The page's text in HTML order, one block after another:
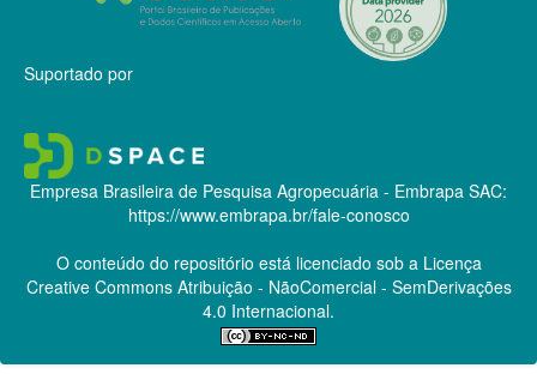
Suportado por
Empresa Brasileira de Pesquisa Agropecuária - Embrapa SAC:
https://www.embrapa.br/fale-conosco
O conteúdo do repositório está licenciado sob a Licença
Creative CommonsAtribuição - NãoComercial - SemDerivações
4.0 Internacional.